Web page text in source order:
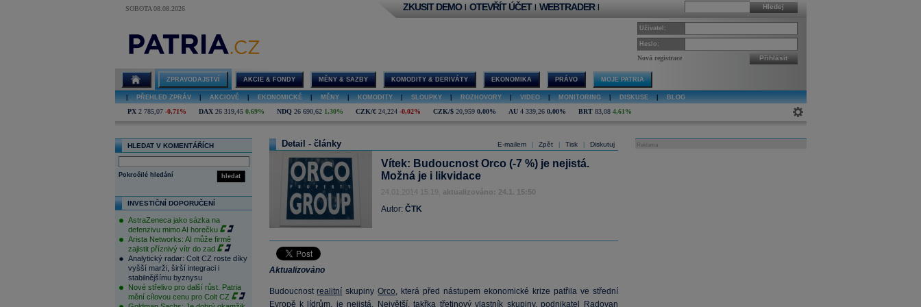
SOBOTA 08.08.2026 Hledej
ZKUSIT DEMO | OTEVŘÍT ÚČET | WEBTRADER |
Uživatel:
Heslo:
Nová registrace Přihlásit
ZPRAVODAJSTVÍ AKCIE & FONDY MĚNY & SAZBY KOMODITY & DERIVÁTY EKONOMIKA PRÁVO MOJE PATRIA
PŘEHLED ZPRÁV AKCIOVÉ EKONOMICKÉ MĚNY KOMODITY SLOUPKY ROZHOVORY VIDEO MONITORING DISKUSE BLOG
PX 2 785,07 -0,71% DAX 26 319,45 0,69% NDQ 26 690,62 1,30% CZK/€ 24,224 -0,02% CZK/$ 20,959 0,00% AU 4 339,26 0,00% BRT 83,08 4,61%
HLEDAT V KOMENTÁŘÍCH
hledat
Pokročilé hledání
INVESTIČNÍ DOPORUČENÍ
AstraZeneca jako sázka na
defenzivu mimo AI horečku
Arista Networks: AI může firmě
zajistit příznivý vítr do zad
Analytický radar: Colt CZ roste díky
vyšší marži, širší integraci i
stabilnějšímu byznysu
Nové střelivo pro další růst. Patria
mění cílovou cenu pro Colt CZ
E-mailem Zpět Tisk Diskutuj
Detail - články
Vítek: Budoucnost Orco (-7 %) je nejistá.
Možná je i likvidace
24.01.2014 15:19, aktualizováno: 24.1. 15:50
Autor: ČTK
Aktualizováno
Budoucnostrealitní skupinyOrco, která před nástupem ekonomické krize patřila ve střední
Evropě k lídrům, je nejistá. Největší, takřka třetinový vlastník skupiny, podnikatel Radovan
Reklama